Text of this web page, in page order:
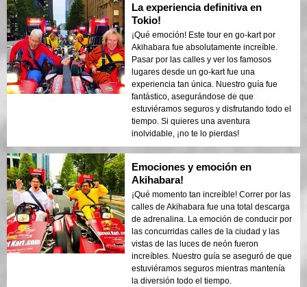
La experiencia definitiva en
Tokio!
¡Qué emoción! Este tour en go-kart por
Akihabara fue absolutamente increíble.
Pasar por las calles y ver los famosos
lugares desde un go-kart fue una
experiencia tan única. Nuestro guía fue
fantástico, asegurándose de que
estuviéramos seguros y disfrutando todo el
tiempo. Si quieres una aventura
inolvidable, ¡no te lo pierdas!
Emociones y emoción en
Akihabara!
¡Qué momento tan increíble! Correr por las
calles de Akihabara fue una total descarga
de adrenalina. La emoción de conducir por
las concurridas calles de la ciudad y las
vistas de las luces de neón fueron
increíbles. Nuestro guía se aseguró de que
estuviéramos seguros mientras mantenía
la diversión todo el tiempo.